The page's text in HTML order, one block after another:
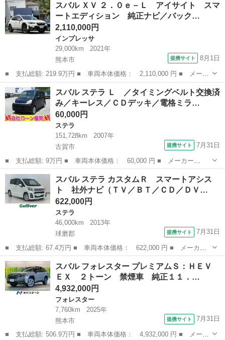
名： Ｘ－ブレイクＥＸ 禁煙車 ４ＷＤ アイサイト 純正ナビ
（フルセグＴ...
スバル ＸＶ ２．０ｅ－Ｌ アイサイト スマ
ートエディション 純正ナビ／バック…
2,110,000円
インプレッサ
29,000km
2021年
熊本市
提携サイト 8月1日
■ 支払総額: 219.9万円 ■ 車両本体価格： 2,110,000 円 ■ メーカ
ー名： スバル ■ 車種名： ＸＶ ■ グレード名： ２．０ｅ－
Ｌ アイサイト スマートエディション 純正ナビ／バック／シルバ
ールーフレ...
熊本 熊本市
スバル ステラ Ｌ ／タイミングベルト交換済
み／キーレス／ＣＤデッキ／電格ミラ…
60,000円
ステラ
151,728km
2007年
古賀市
提携サイト 7月31日
■ 支払総額: 9万円 ■ 車両本体価格： 60,000 円 ■ メーカー
名： スバル ■ 車種名： ステラ ■ グレード名： Ｌ ／タイミ
ングベルト交換済み／キーレス／ＣＤデッキ／電格ミラー ■ 排気
量： 660cc ■...
福岡 古賀市
スバル ステラ カスタムＲ スマートアシス
ト 社外ナビ（ＴＶ／ＢＴ／ＣＤ／ＤＶ…
622,000円
ステラ
46,000km
2013年
球磨郡
提携サイト 7月31日
■ 支払総額: 67.4万円 ■ 車両本体価格： 622,000 円 ■ メーカー
名： スバル ■ 車種名： ステラ ■ グレード名： カスタムＲ
スマートアシスト 社外ナビ（ＴＶ／ＢＴ／ＣＤ／ＤＶＤ） バック
モニター 横...
熊本 球磨郡
スバル フォレスター プレミアムＳ：ＨＥＶ
ＥＸ ２トーン 禁煙車 純正１１．…
4,932,000円
フォレスター
7,760km
2025年
熊本市
提携サイト 7月31日
■ 支払総額: 506.9万円 ■ 車両本体価格： 4,932,000 円 ■ メーカ